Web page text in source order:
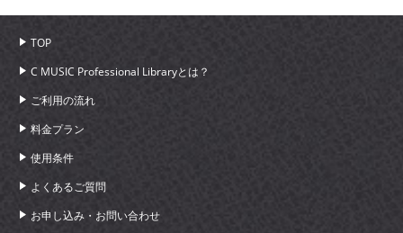
TOP
C MUSIC Professional Libraryとは？
ご利用の流れ
料金プラン
使用条件
よくあるご質問
お申し込み・お問い合わせ